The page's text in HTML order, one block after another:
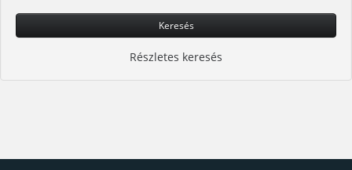
Keresés
Részletes keresés